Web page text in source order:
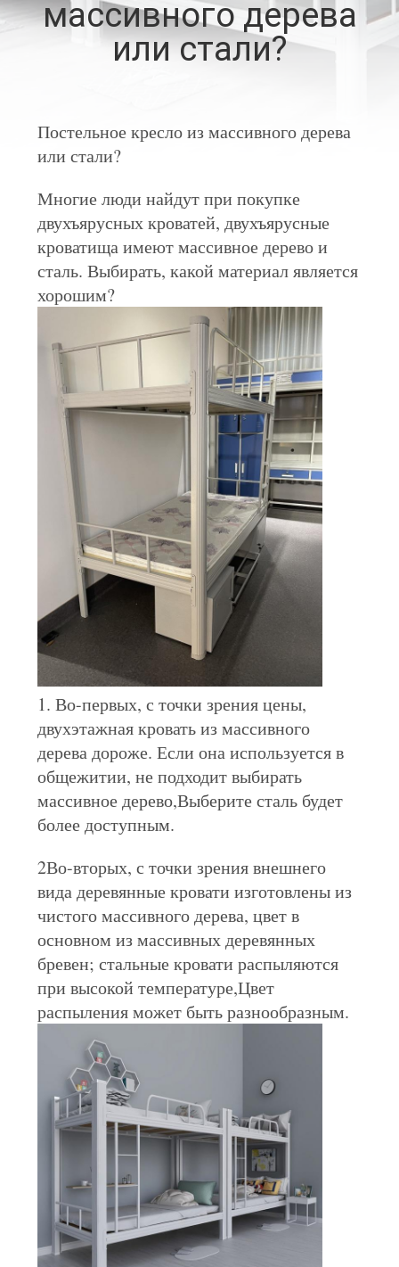
КАЧЕСТВА
СВЯЖИТЕСЬ
НОВОСТИ
СПРОСИТЕ
ЦИТАТУ
КАРТА
PRIVACY
POLICY
массивного дерева
или стали?
Постельное кресло из массивного дерева
или стали?
Многие люди найдут при покупке
двухъярусных кроватей, двухъярусные
кроватища имеют массивное дерево и
сталь. Выбирать, какой материал является
хорошим?
1. Во-первых, с точки зрения цены,
двухэтажная кровать из массивного
дерева дороже. Если она используется в
общежитии, не подходит выбирать
массивное дерево,Выберите сталь будет
более доступным.
2Во-вторых, с точки зрения внешнего
вида деревянные кровати изготовлены из
чистого массивного дерева, цвет в
основном из массивных деревянных
бревен; стальные кровати распыляются
при высокой температуре,Цвет
распыления может быть разнообразным.